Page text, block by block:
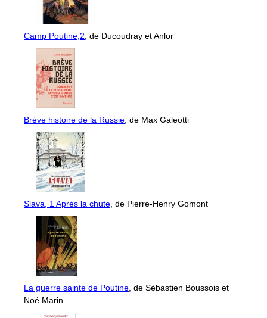
Camp Poutine,2, de Ducoudray et Anlor
Brève histoire de la Russie, de Max Galeotti
Slava, 1 Après la chute, de Pierre-Henry Gomont
La guerre sainte de Poutine, de Sébastien Boussois et
Noé Marin